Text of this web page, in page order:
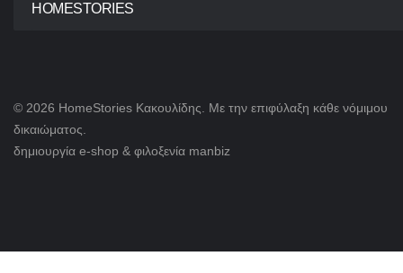
HOMESTORIES
© 2026 HomeStories Κακουλίδης. Με την επιφύλαξη κάθε νόμιμου
δικαιώματος.
δημιουργία e-shop & φιλοξενία manbiz